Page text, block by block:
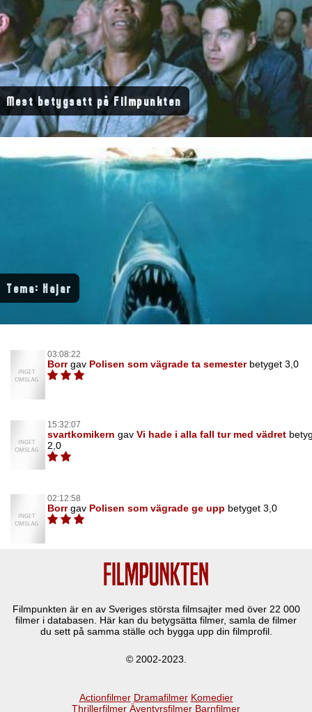
Mest betygsatt på Filmpunkten
Tema: Hajar
03:08:22
Borrgav Polisen som vägrade ta semester betyget 3,0
15:32:07
svartkomikern gav Vi hade i alla fall tur med vädret
2,0
02:12:58
Borrgav Polisen som vägrade ge upp betyget 3,0
Filmpunkten är en av Sveriges största filmsajter med över 22 000
filmer i databasen. Här kan du betygsätta filmer, samla de filmer
du sett på samma ställe och bygga upp din filmprofil.
© 2002-2023.
Actionfilmer Dramafilmer Komedier
Thrillerfilmer Äventyrsfilmer Barnfilmer